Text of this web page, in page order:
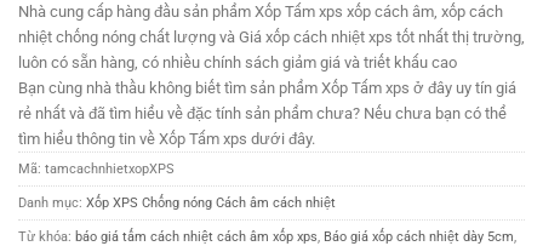
Nhà cung cấp hàng đầu sản phẩm Xốp Tấm xps xốp cách âm, xốp cách
nhiệt chống nóng chất lượng và Giá xốp cách nhiệt xps tốt nhất thị trường,
luôn có sẵn hàng, có nhiều chính sách giảm giá và triết khấu cao
Bạn cùng nhà thầu không biết tìm sản phẩm Xốp Tấm xps ở đây uy tín giá
rẻ nhất và đã tìm hiểu về đặc tính sản phẩm chưa? Nếu chưa bạn có thể
tìm hiểu thông tin về Xốp Tấm xps dưới đây.
Mã: tamcachnhietxopXPS
Danh mục: Xốp XPS Chống nóng Cách âm cách nhiệt
Từ khóa: báo giá tấm cách nhiệt cách âm xốp xps, Báo giá xốp cách nhiệt dày 5cm,